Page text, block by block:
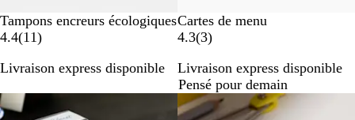
Tampons encreurs écologiques
4.4(11a
i
)
Livraison express disponible
Cartes de menu
4.3(3a
i
s
)
Livraison express disponible
Pensé pour demain